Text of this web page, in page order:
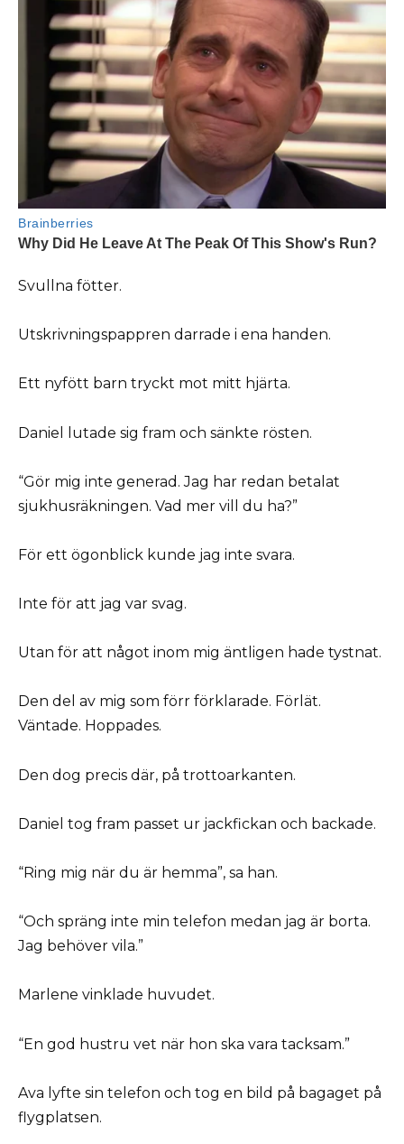
Svullna fötter.
Utskrivningspappren darrade i ena handen.
Ett nyfött barn tryckt mot mitt hjärta.
Daniel lutade sig fram och sänkte rösten.
“Gör mig inte generad. Jag har redan betalat
sjukhusräkningen. Vad mer vill du ha?”
För ett ögonblick kunde jag inte svara.
Inte för att jag var svag.
Utan för att något inom mig äntligen hade tystnat.
Den del av mig som förr förklarade. Förlät.
Väntade. Hoppades.
Den dog precis där, på trottoarkanten.
Daniel tog fram passet ur jackfickan och backade.
“Ring mig när du är hemma”, sa han.
“Och spräng inte min telefon medan jag är borta.
Jag behöver vila.”
Marlene vinklade huvudet.
“En god hustru vet när hon ska vara tacksam.”
Ava lyfte sin telefon och tog en bild på bagaget på
flygplatsen.